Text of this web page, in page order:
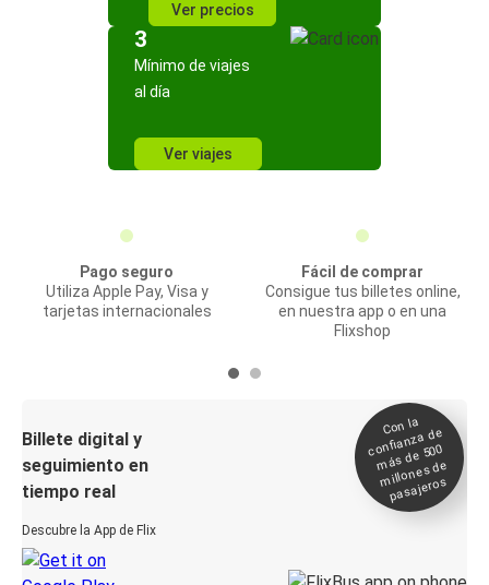
Ver precios
3
Mínimo de viajes
al día
Ver viajes
Pago seguro
Utiliza Apple Pay, Visa y
tarjetas internacionales
Fácil de comprar
Consigue tus billetes online,
en nuestra app o en una
Flixshop
Billete digital y
seguimiento en
tiempo real
Descubre la App de Flix
Con la
confianza de
más de 500
millones de
pasajeros